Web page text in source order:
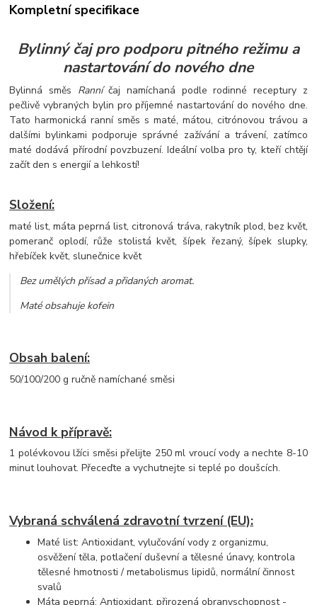
Kompletní specifikace
Bylinný čaj pro podporu pitného režimu a
nastartování do nového dne
Bylinná směs Ranníčaj namíchaná podle rodinné receptury z
pečlivě vybraných bylin pro příjemné nastartování do nového dne.
Tato harmonická ranní směs s maté, mátou, citrónovou trávou a
dalšími bylinkami podporuje správné zažívání a trávení, zatímco
maté dodává přírodní povzbuzení. Ideální volba pro ty, kteří chtějí
začít den s energií a lehkostí!
Složení:
maté list, máta peprná list, citronová tráva, rakytník plod, bez květ,
pomeranč oplodí, růže stolistá květ, šípek řezaný, šípek slupky,
hřebíček květ, slunečnice květ
Bez umělých přísad a přidaných aromat.
Maté obsahuje kofein
Obsah balení:
50/100/200 g ručně namíchané směsi
Návod k přípravě:
1 polévkovou lžíci směsi přelijte 250 ml vroucí vody a nechte 8-10
minut louhovat. Přeceďte a vychutnejte si teplé po doušcích.
Vybraná schválená zdravotní tvrzení (EU):
Maté list: Antioxidant, vylučování vody z organizmu,
osvěžení těla, potlačení duševní a tělesné únavy, kontrola
tělesné hmotnosti / metabolismus lipidů, normální činnost
svalů
Máta peprná: Antioxidant, přirozená obranyschopnost -